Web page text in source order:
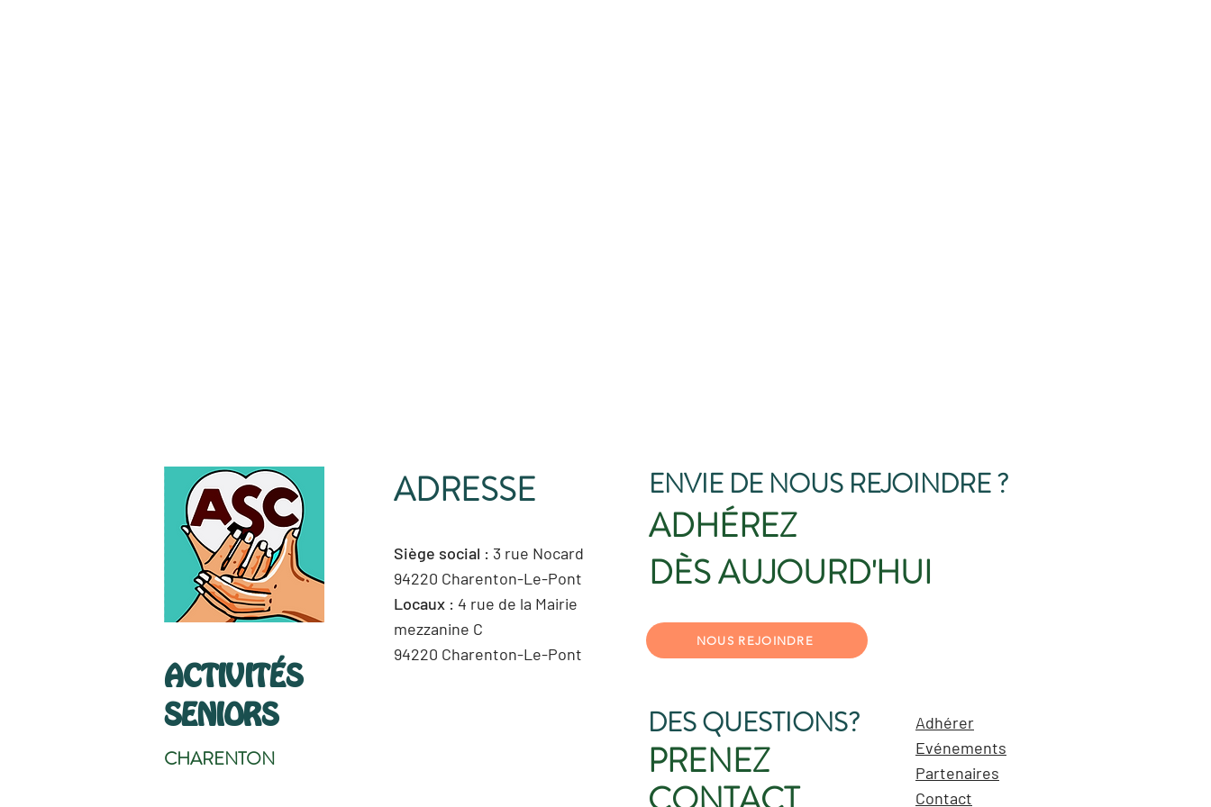
ACTIVITÉS
SENIORS
CHARENTON
ADRESSE
Siège social : 3 rue Nocard
94220 Charenton-Le-Pont
Locaux : 4 rue de la Mairie
mezzanine C
94220 Charenton-Le-Pont
ENVIE DE NOUS REJOINDRE ?
ADHÉREZ
DÈS AUJOURD'HUI
NOUS REJOINDRE
DES QUESTIONS?
PRENEZ
Adhérer
Evénements
Partenaires
Contact